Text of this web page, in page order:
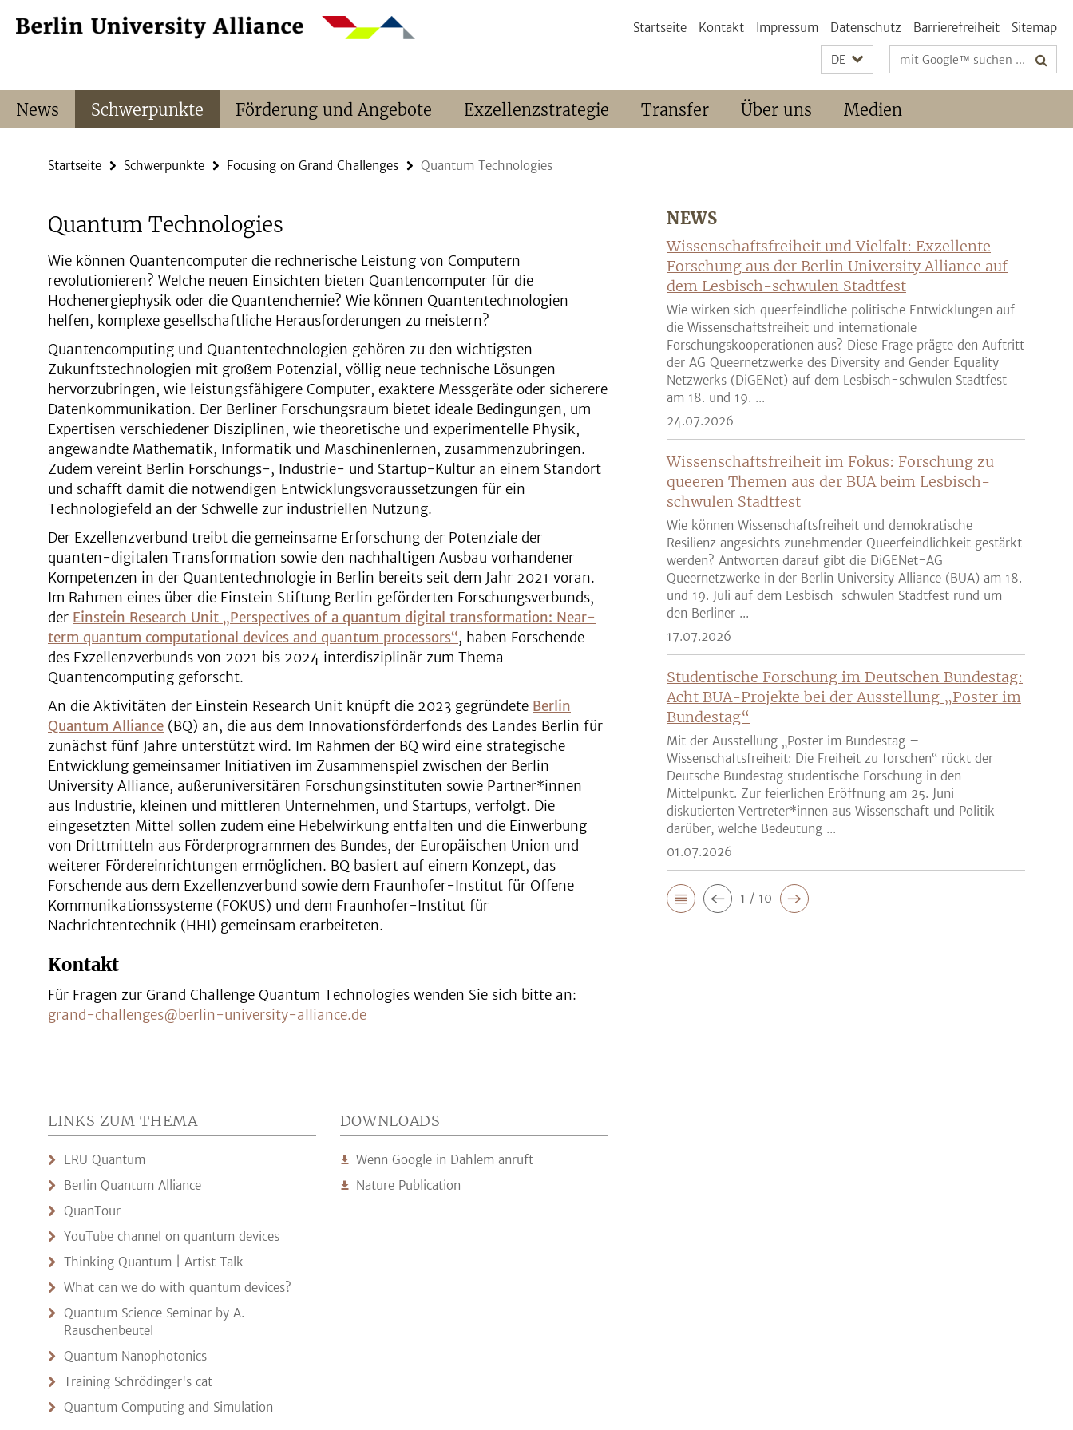
direkt
Service-
Startseite Kontakt Impressum Datenschutz Barrierefreiheit Sitemap
DE Suchbegriffe
News Schwerpunkte Förderung und Angebote Exzellenzstrategie Transfer Über uns Medien
Startseite Schwerpunkte Focusing on Grand Challenges Quantum Technologies
Quantum Technologies
Wie können Quantencomputer die rechnerische Leistung von Computern
revolutionieren? Welche neuen Einsichten bieten Quantencomputer für die
Hochenergiephysik oder die Quantenchemie? Wie können Quantentechnologien
helfen, komplexe gesellschaftliche Herausforderungen zu meistern?
Quantencomputing und Quantentechnologien gehören zu den wichtigsten
Zukunftstechnologien mit großem Potenzial, völlig neue technische Lösungen
hervorzubringen, wie leistungsfähigere Computer, exaktere Messgeräte oder sicherere
Datenkommunikation. Der Berliner Forschungsraum bietet ideale Bedingungen, um
Expertisen verschiedener Disziplinen, wie theoretische und experimentelle Physik,
angewandte Mathematik, Informatik und Maschinenlernen, zusammenzubringen.
Zudem vereint Berlin Forschungs-, Industrie- und Startup-Kultur an einem Standort
und schafft damit die notwendigen Entwicklungsvoraussetzungen für ein
Technologiefeld an der Schwelle zur industriellen Nutzung.
Der Exzellenzverbund treibt die gemeinsame Erforschung der Potenziale der
quanten-digitalen Transformation sowie den nachhaltigen Ausbau vorhandener
Kompetenzen in der Quantentechnologie in Berlin bereits seit dem Jahr 2021 voran.
Im Rahmen eines über die Einstein Stiftung Berlin geförderten Forschungsverbunds,
der Einstein Research Unit „Perspectives of a quantum digital transformation: Near-
term quantum computational devices and quantum processors“, haben Forschende
des Exzellenzverbunds von 2021 bis 2024 interdisziplinär zum Thema
Quantencomputing geforscht.
An die Aktivitäten der Einstein Research Unit knüpft die 2023 gegründete Berlin
Quantum Alliance (BQ) an, die aus dem Innovationsförderfonds des Landes Berlin für
zunächst fünf Jahre unterstützt wird. Im Rahmen der BQ wird eine strategische
Entwicklung gemeinsamer Initiativen im Zusammenspiel zwischen der Berlin
University Alliance, außeruniversitären Forschungsinstituten sowie Partner*innen
aus Industrie, kleinen und mittleren Unternehmen, und Startups, verfolgt. Die
eingesetzten Mittel sollen zudem eine Hebelwirkung entfalten und die Einwerbung
von Drittmitteln aus Förderprogrammen des Bundes, der Europäischen Union und
weiterer Fördereinrichtungen ermöglichen. BQ basiert auf einem Konzept, das
Forschende aus dem Exzellenzverbund sowie dem Fraunhofer-Institut für Offene
Kommunikationssysteme (FOKUS) und dem Fraunhofer-Institut für
Nachrichtentechnik (HHI) gemeinsam erarbeiteten.
Kontakt
Für Fragen zur Grand Challenge Quantum Technologies wenden Sie sich bitte an:
grand-challenges@berlin-university-alliance.de
LINKS ZUM THEMA
ERU Quantum
Berlin Quantum Alliance
QuanTour
YouTube channel on quantum devices
Thinking Quantum | Artist Talk
What can we do with quantum devices?
Quantum Science Seminar by A.
Rauschenbeutel
Quantum Nanophotonics
Training Schrödinger's cat
Quantum Computing and Simulation
DOWNLOADS
Wenn Google in Dahlem anruft
Nature Publication
NEWS
Wissenschaftsfreiheit und Vielfalt: Exzellente
Forschung aus der Berlin University Alliance auf
dem Lesbisch-schwulen Stadtfest
Wie wirken sich queerfeindliche politische Entwicklungen auf
die Wissenschaftsfreiheit und internationale
Forschungskooperationen aus? Diese Frage prägte den Auftritt
der AG Queernetzwerke des Diversity and Gender Equality
Netzwerks (DiGENet) auf dem Lesbisch-schwulen Stadtfest
am 18. und 19. ...
24.07.2026
Wissenschaftsfreiheit im Fokus: Forschung zu
queeren Themen aus der BUA beim Lesbisch-
schwulen Stadtfest
Wie können Wissenschaftsfreiheit und demokratische
Resilienz angesichts zunehmender Queerfeindlichkeit gestärkt
werden? Antworten darauf gibt die DiGENet-AG
Queernetzwerke in der Berlin University Alliance (BUA) am 18.
und 19. Juli auf dem Lesbisch-schwulen Stadtfest rund um
den Berliner ...
17.07.2026
Studentische Forschung im Deutschen Bundestag:
Acht BUA-Projekte bei der Ausstellung „Poster im
Bundestag“
Mit der Ausstellung „Poster im Bundestag –
Wissenschaftsfreiheit: Die Freiheit zu forschen“ rückt der
Deutsche Bundestag studentische Forschung in den
Mittelpunkt. Zur feierlichen Eröffnung am 25. Juni
diskutierten Vertreter*innen aus Wissenschaft und Politik
darüber, welche Bedeutung ...
01.07.2026
1 / 10